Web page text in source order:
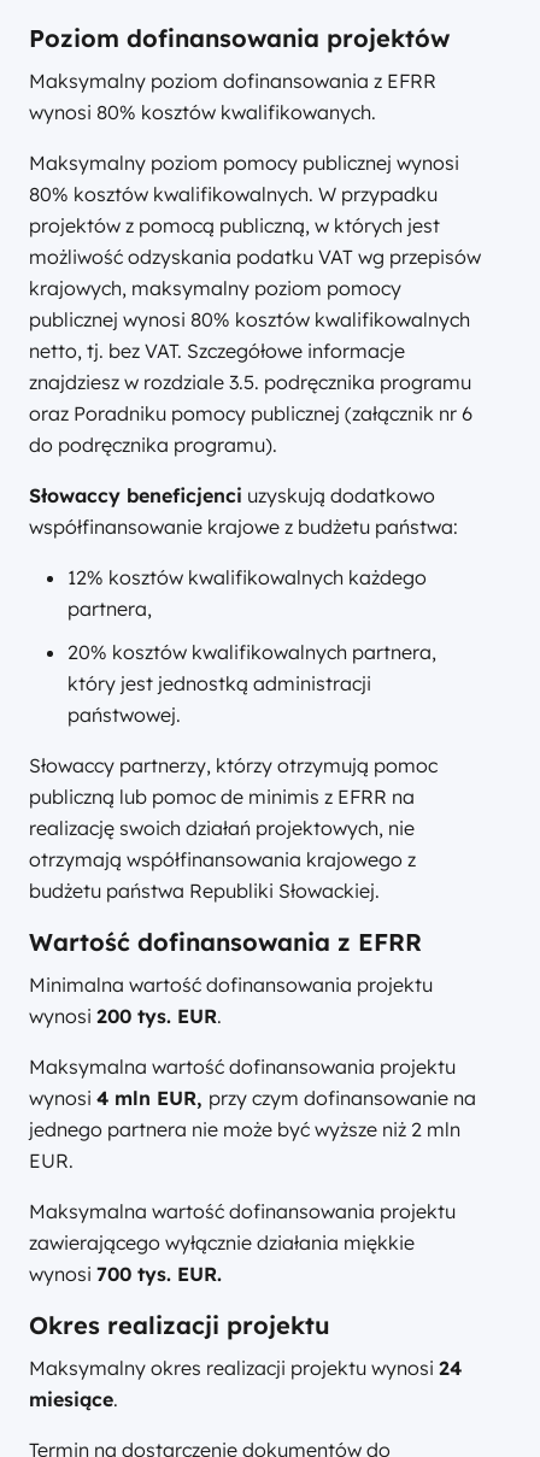
Poziom dofinansowania projektów
Maksymalny poziom dofinansowania z EFRR
wynosi 80% kosztów kwalifikowanych.
Maksymalny poziom pomocy publicznej wynosi
80% kosztów kwalifikowalnych. W przypadku
projektów z pomocą publiczną, w których jest
możliwość odzyskania podatku VAT wg przepisów
krajowych, maksymalny poziom pomocy
publicznej wynosi 80% kosztów kwalifikowalnych
netto, tj. bez VAT. Szczegółowe informacje
znajdziesz w rozdziale 3.5. podręcznika programu
oraz Poradniku pomocy publicznej (załącznik nr 6
do podręcznika programu).
Słowaccy beneficjenci uzyskują dodatkowo
współfinansowanie krajowe z budżetu państwa:
12% kosztów kwalifikowalnych każdego
partnera,
20% kosztów kwalifikowalnych partnera,
który jest jednostką administracji
państwowej.
Słowaccy partnerzy, którzy otrzymują pomoc
publiczną lub pomoc de minimis z EFRR na
realizację swoich działań projektowych, nie
otrzymają współfinansowania krajowego z
budżetu państwa Republiki Słowackiej.
Wartość dofinansowania z EFRR
Minimalna wartość dofinansowania projektu
wynosi 200 tys. EUR.
Maksymalna wartość dofinansowania projektu
wynosi 4 mln EUR, przy czym dofinansowanie na
jednego partnera nie może być wyższe niż 2 mln
EUR.
Maksymalna wartość dofinansowania projektu
zawierającego wyłącznie działania miękkie
wynosi 700 tys. EUR.
Okres realizacji projektu
Maksymalny okres realizacji projektu wynosi 24
miesiące.
Termin na dostarczenie dokumentów do